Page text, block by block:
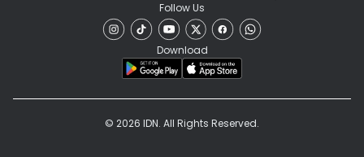
Follow Us
Download
© 2026 IDN. All Rights Reserved.